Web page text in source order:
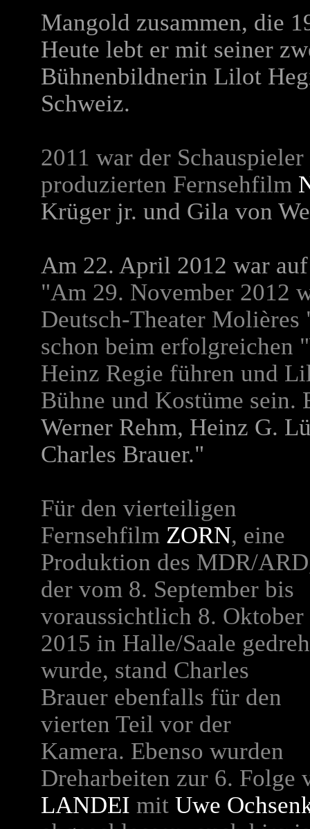
Mangold zusammen, die
Heute lebt er mit seiner
Bühnenbildnerin Lilot
Schweiz.
2011 war der
produzierten Fernsehfilm
Krüger jr. und Gila von
Am 22. April 2012 war
"Am 29. November 2012
Deutsch-Theater
schon beim erfolgreichen
Heinz Regie führen und
Bühne und Kostüme sein.
Werner Rehm, Heinz G.
Charles Brauer."
Für den vierteiligen
Fernsehfilm ZORN, eine
Produktion des MDR/
der vom 8. September bis
voraussichtlich 8. Oktober
2015 in Halle/Saale
wurde, stand Charles
Brauer ebenfalls für den
vierten Teil vor der
Kamera. Ebenso wurden
Dreharbeiten zur 6. Folge
LANDEI mit Uwe